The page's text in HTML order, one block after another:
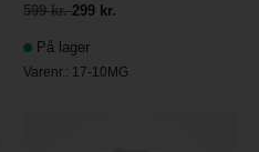
599 kr.299 kr.
På lager
Varenr.: 17-10MG